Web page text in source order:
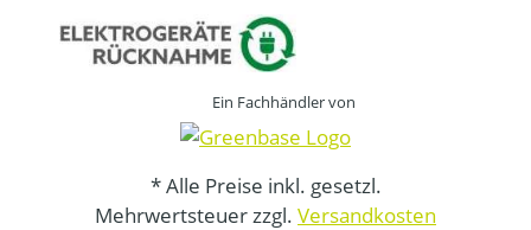
Ein Fachhändler von
* Alle Preise inkl. gesetzl.
Mehrwertsteuer zzgl. Versandkosten